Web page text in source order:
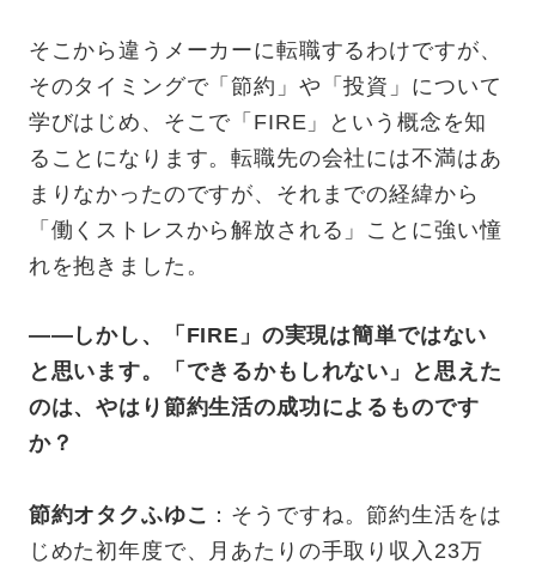
そこから違うメーカーに転職するわけですが、
そのタイミングで「節約」や「投資」について
学びはじめ、そこで「FIRE」という概念を知
ることになります。転職先の会社には不満はあ
まりなかったのですが、それまでの経緯から
「働くストレスから解放される」ことに強い憧
れを抱きました。
——しかし、「FIRE」の実現は簡単ではない
と思います。「できるかもしれない」と思えた
のは、やはり節約生活の成功によるものです
か？
節約オタクふゆこ ：そうですね。節約生活をは
じめた初年度で、月あたりの手取り収入23万